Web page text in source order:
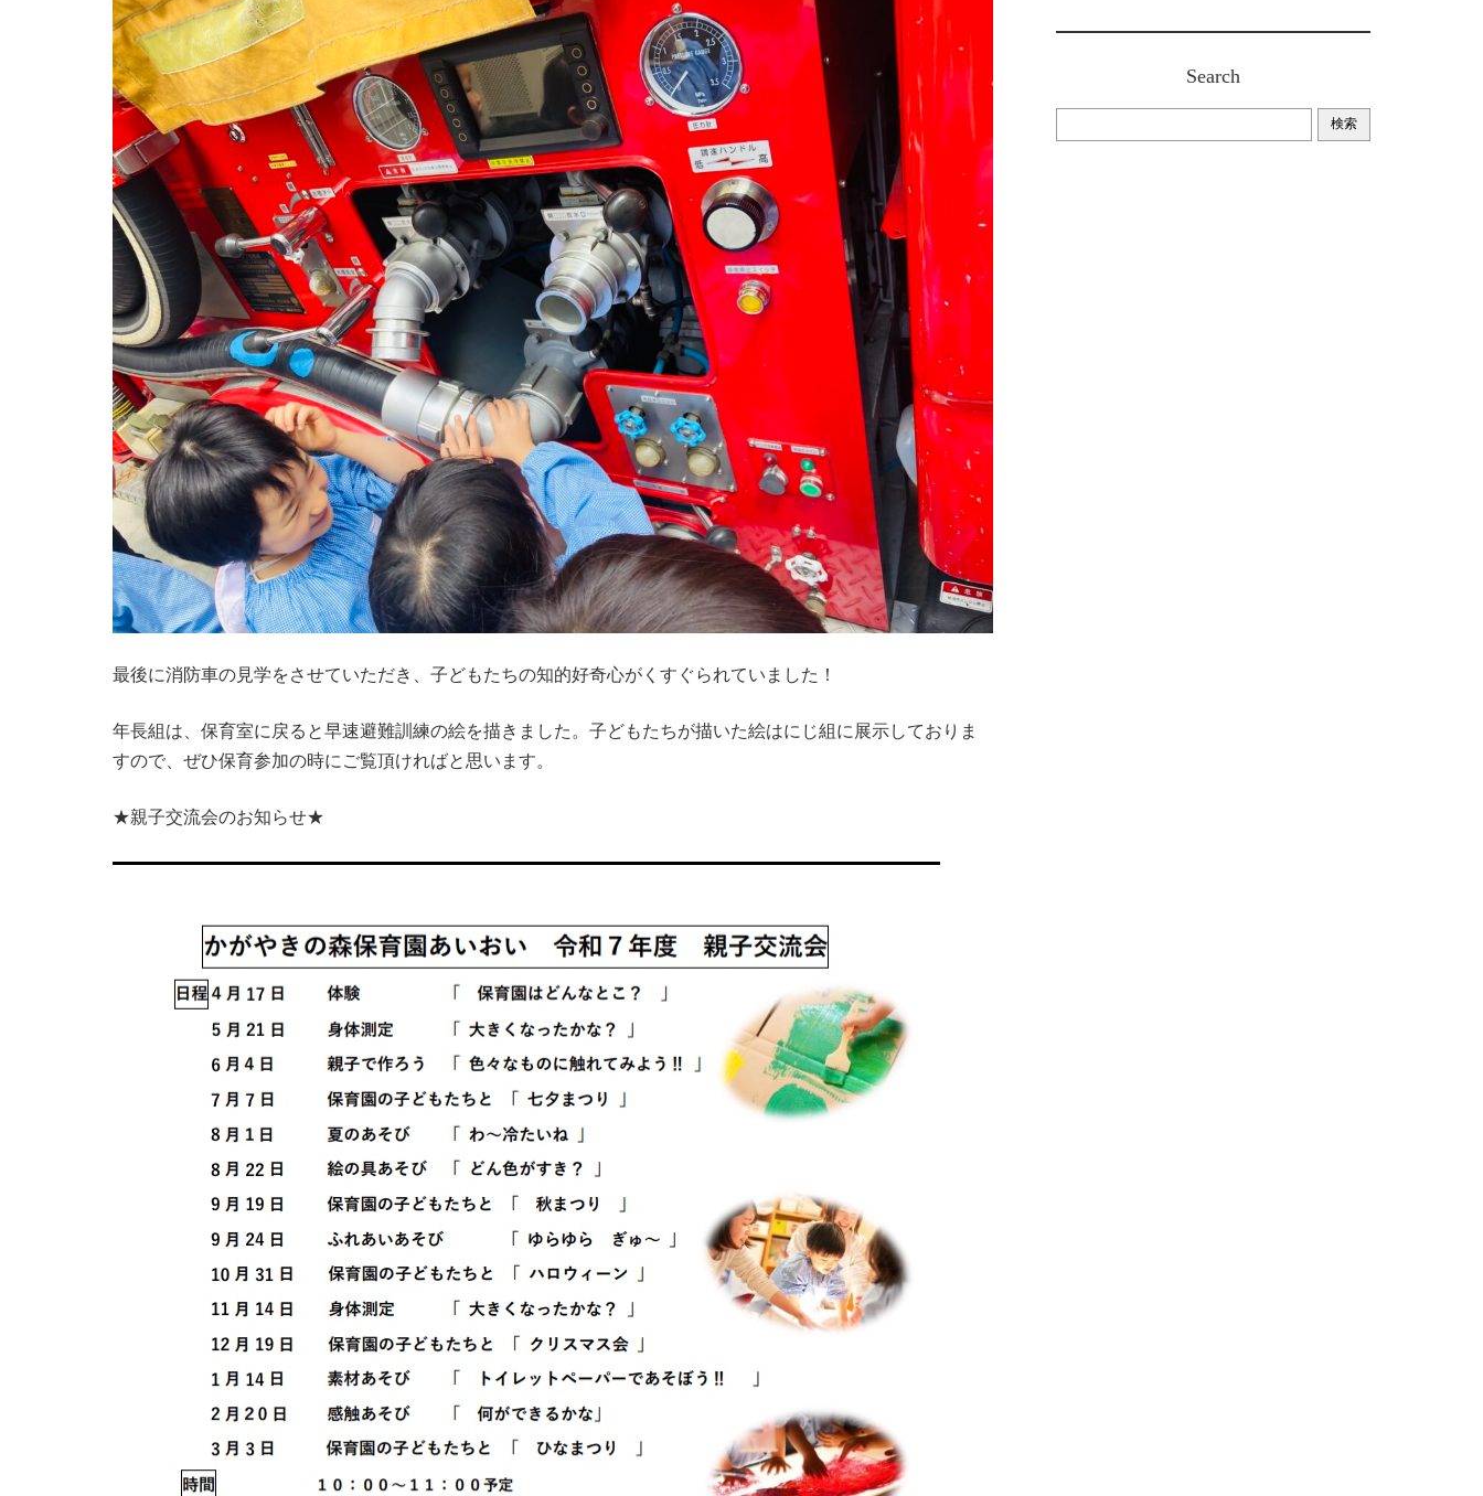
最後に消防車の見学をさせていただき、子どもたちの知的好奇心がくすぐられていました！
年長組は、保育室に戻ると早速避難訓練の絵を描きました。子どもたちが描いた絵はにじ組に展示しておりま
すので、ぜひ保育参加の時にご覧頂ければと思います。
★親子交流会のお知らせ★
Search
検索